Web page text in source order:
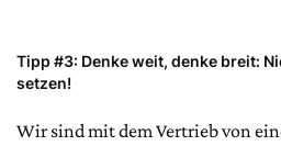
Tipp #3: Denke weit, denke breit:
setzen!
Wir sind mit dem Vertrieb von